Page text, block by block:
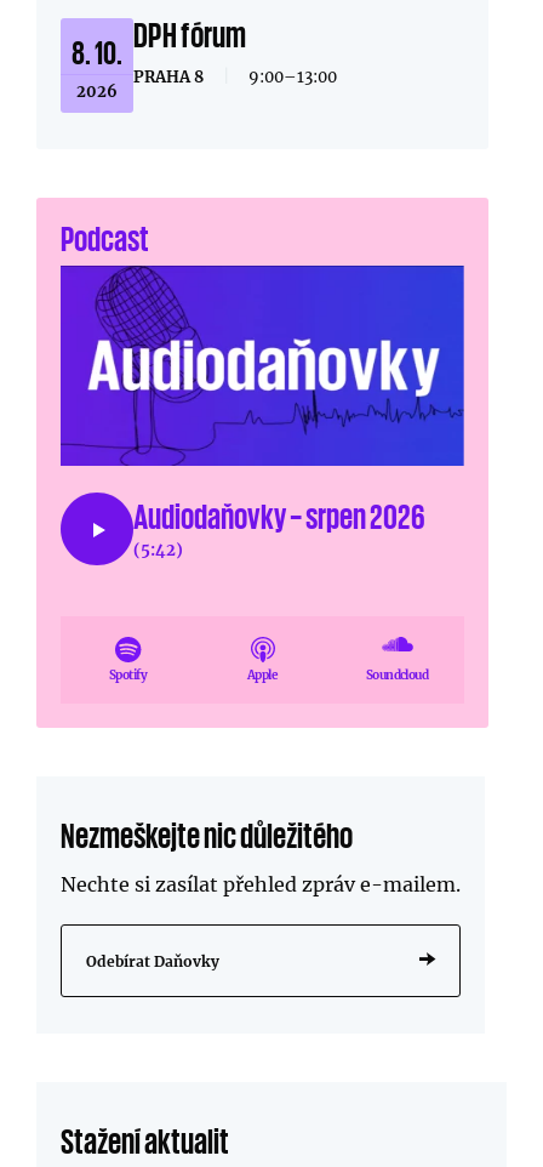
8. 10.
2026
DPH fórum
PRAHA 8 9:00–13:00
Podcast
Audiodaňovky – srpen 2026
(5:42)
Spotify Apple Soundcloud
Nezmeškejte nic důležitého
Nechte si zasílat přehled zpráve-mailem.
Odebírat Daňovky
Stažení aktualit